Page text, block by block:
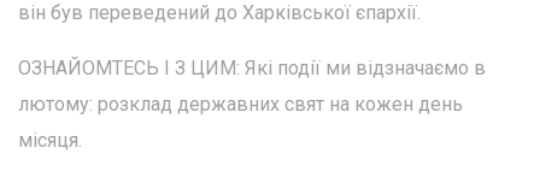
він був переведений до Харківської єпархії.
ОЗНАЙОМТЕСЬ І З ЦИМ: Які події ми відзначаємо в
лютому: розклад державних свят на кожен день
місяця.